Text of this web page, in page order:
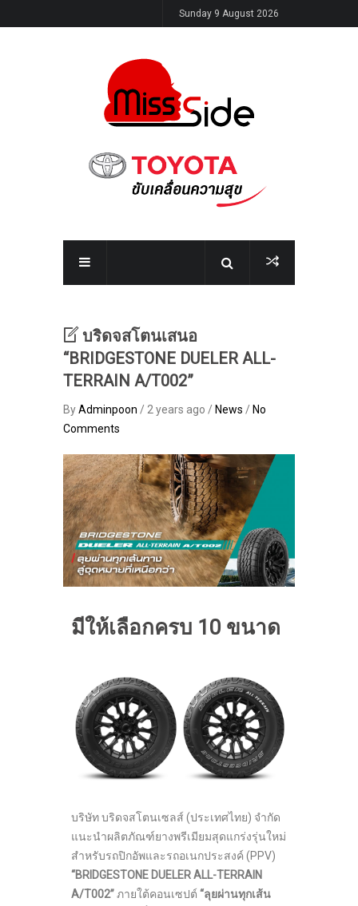
Sunday 9 August 2026
บริดจสโตนเสนอ
“BRIDGESTONE DUELER ALL-
TERRAIN A/T002”
ByAdminpoon / 2 years ago / News / No
Comments
มีให้เลือกครบ 10 ขนาด
บริษัท บริดจสโตนเซลส์ (ประเทศไทย) จำกัด
แนะนำผลิตภัณฑ์ยางพรีเมียมสุดแกร่งรุ่นใหม่
สำหรับรถปิกอัพและรถอเนกประสงค์ (PPV)
“BR IDGESTONE DUELER ALL-TERRAIN
A/T002”ภายใต้คอนเซปต์ “ลุยผ่านทุกเส้น